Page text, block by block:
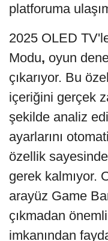
platforuma
2025 OLED
Modu, oyun
çıkarıyor. Bu
içeriğini gerçek
şekilde analiz
ayarlarını
özellik
gerek kalmıyor.
arayüz Game
çıkmadan
imkanından